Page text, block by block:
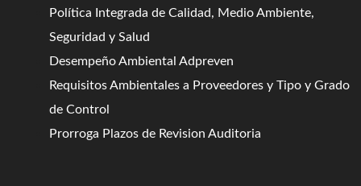
Política Integrada de Calidad, Medio Ambiente,
Seguridad y Salud
Desempeño Ambiental Adpreven
Requisitos Ambientales a Proveedores y Tipo y Grado
de Control
Prorroga Plazos de Revision Auditoria